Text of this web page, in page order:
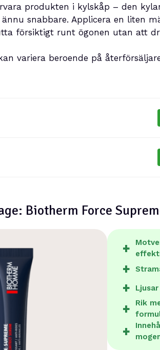
produkten i kylskåp – den
snabbare. Applicera en liten
försiktigt runt ögonen utan att
variera beroende på
Biotherm Force
Rik